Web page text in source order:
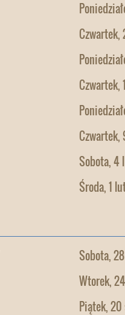
Czwartek,
Czwartek,
Czwartek,
Sobota, 4
Środa, 1
Sobota,
Wtorek,
Piątek,